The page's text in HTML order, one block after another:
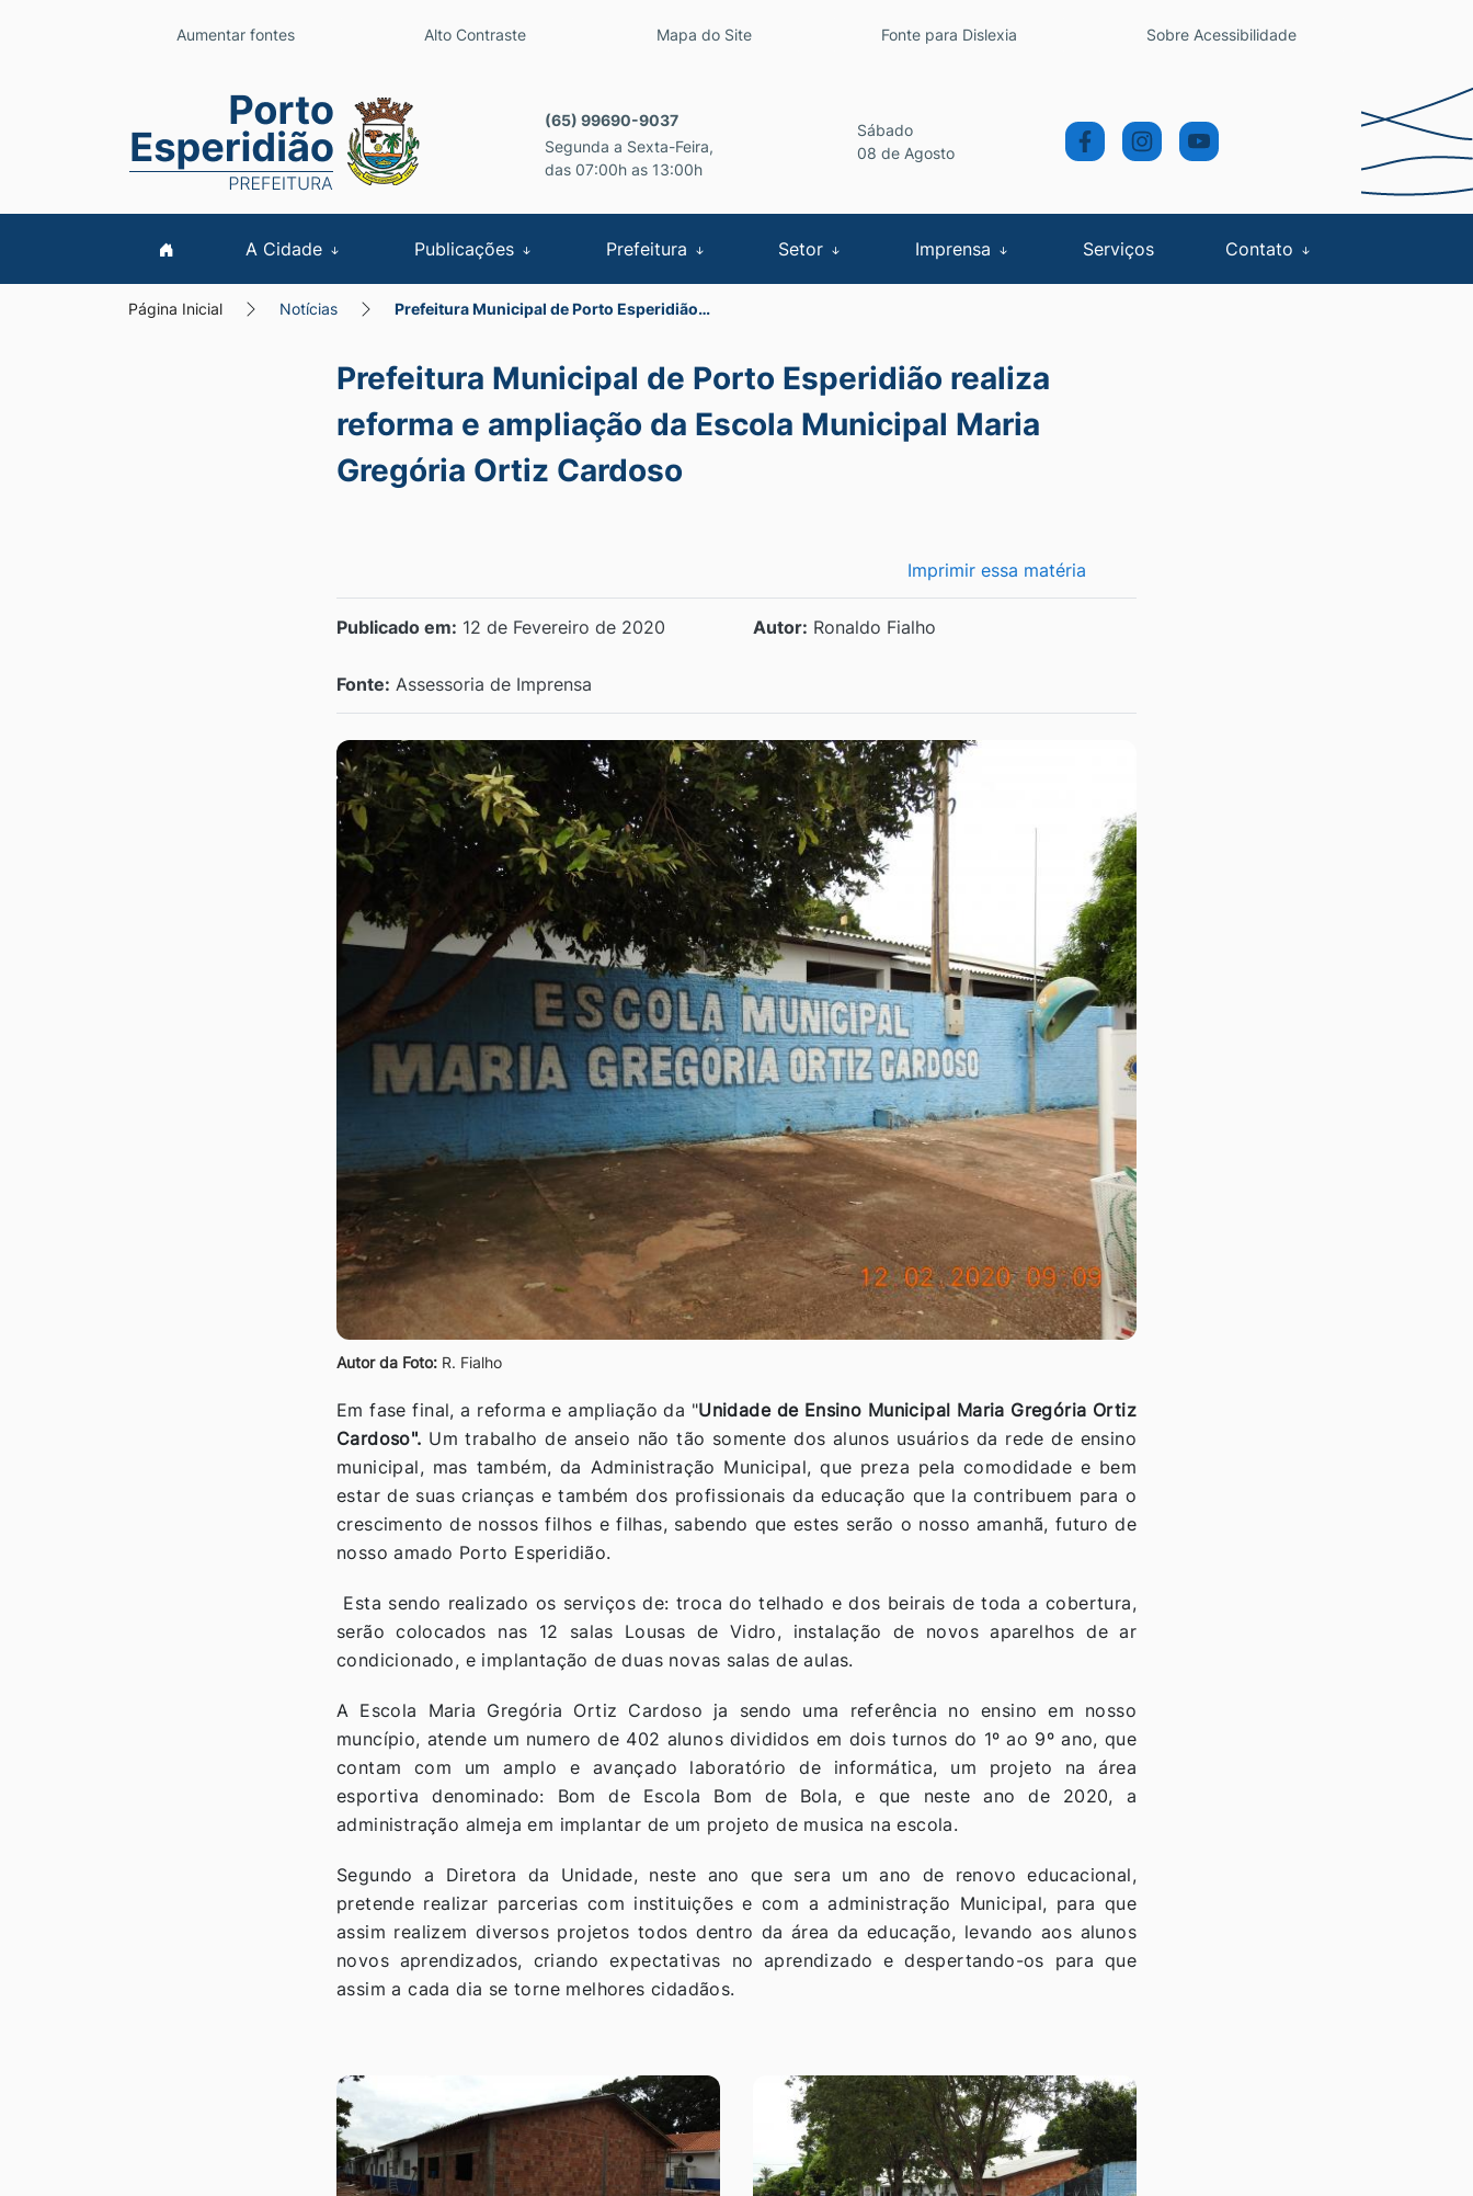
Seção de atalhos e links de acessibilidade
Ir para o conteúdo [alt+1]
Ir para a busca [alt+3]
Ir para o rodapé [alt+4]
Aumentar fontes Alto Contraste Mapa do Site Fonte para Dislexia Sobre Acessibilidade
Seção do menu principal
(65) 99690-9037
Segunda a Sexta-Feira,
das 07:00h as 13:00h
Sábado
08 de Agosto
A Cidade Publicações Prefeitura Setor Imprensa Serviços Contato
Página Inicial Notícias Prefeitura Municipal de Porto Esperidião…
Prefeitura Municipal de Porto Esperidião realiza
reforma e ampliação da Escola Municipal Maria
Gregória Ortiz Cardoso
Imprimir essa matéria
Publicado em: 12 de Fevereiro de 2020 Autor: Ronaldo Fialho
Fonte: Assessoria de Imprensa
Autor da Foto: R. Fialho
Em fase final, a reforma e ampliação da "Unidade de Ensino Municipal Maria Gregória Ortiz
Cardoso". Um trabalho de anseio não tão somente dos alunos usuários da rede de ensino
municipal, mas também, da Administração Municipal, que preza pela comodidade e bem
estar de suas crianças e também dos profissionais da educação que la contribuem para o
crescimento de nossos filhos e filhas, sabendo que estes serão o nosso amanhã, futuro de
nosso amado Porto Esperidião.
Esta sendo realizado os serviços de: troca do telhado e dos beirais de toda a cobertura,
serão colocados nas 12 salas Lousas de Vidro, instalação de novos aparelhos de ar
condicionado, e implantação de duas novas salas de aulas.
A Escola Maria Gregória Ortiz Cardoso ja sendo uma referência no ensino em nosso
muncípio, atende um numero de 402 alunos divididos em dois turnos do 1º ao 9º ano, que
contam com um amplo e avançado laboratório de informática, um projeto na área
esportiva denominado: Bom de Escola Bom de Bola, e que neste ano de 2020, a
administração almeja em implantar de um projeto de musica na escola.
Segundo a Diretora da Unidade, neste ano que sera um ano de renovo educacional,
pretende realizar parcerias com instituições e com a administração Municipal, para que
assim realizem diversos projetos todos dentro da área da educação, levando aos alunos
novos aprendizados, criando expectativas no aprendizado e despertando-os para que
assim a cada dia se torne melhores cidadãos.